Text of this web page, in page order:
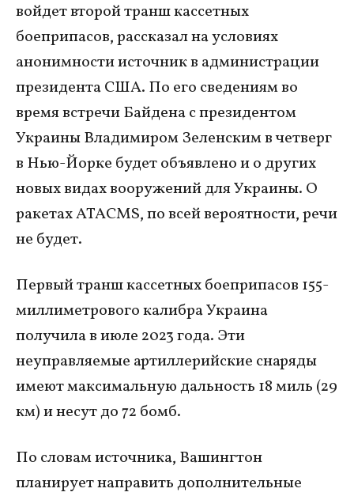
войдет второй транш кассетных
боеприпасов, рассказал на условиях
анонимности источник в администрации
президента США. По его сведениям во
время встречи Байдена с президентом
Украины Владимиром Зеленским в четверг
в Нью-Йорке будет объявлено и о других
новых видах вооружений для Украины. О
ракетах ATACMS, по всей вероятности, речи
не будет.
Первый транш кассетных боеприпасов 155-
миллиметрового калибра Украина
получила в июле 2023 года. Эти
неуправляемые артиллерийские снаряды
имеют максимальную дальность 18 миль (29
км) и несут до 72 бомб.
По словам источника, Вашингтон
планирует направить дополнительные